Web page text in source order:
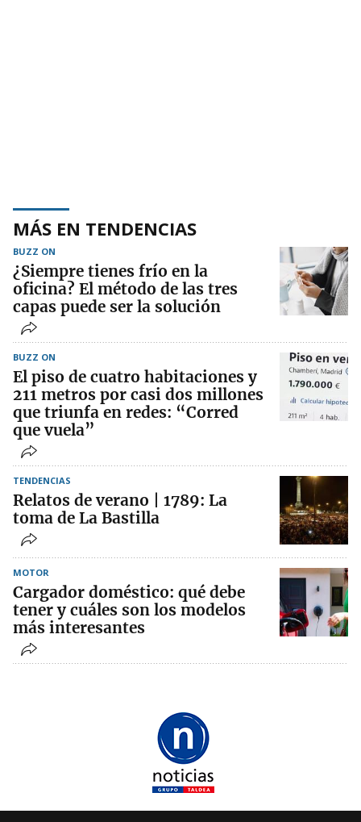
MÁS EN TENDENCIAS
BUZZ ON
¿Siempre tienes frío en la
oficina? El método de las tres
capas puede ser la solución
BUZZ ON
El piso de cuatro habitaciones y
211 metros por casi dos millones
que triunfa en redes: “Corred
que vuela”
TENDENCIAS
Relatos de verano | 1789: La
toma de La Bastilla
MOTOR
Cargador doméstico: qué debe
tener y cuáles son los modelos
más interesantes